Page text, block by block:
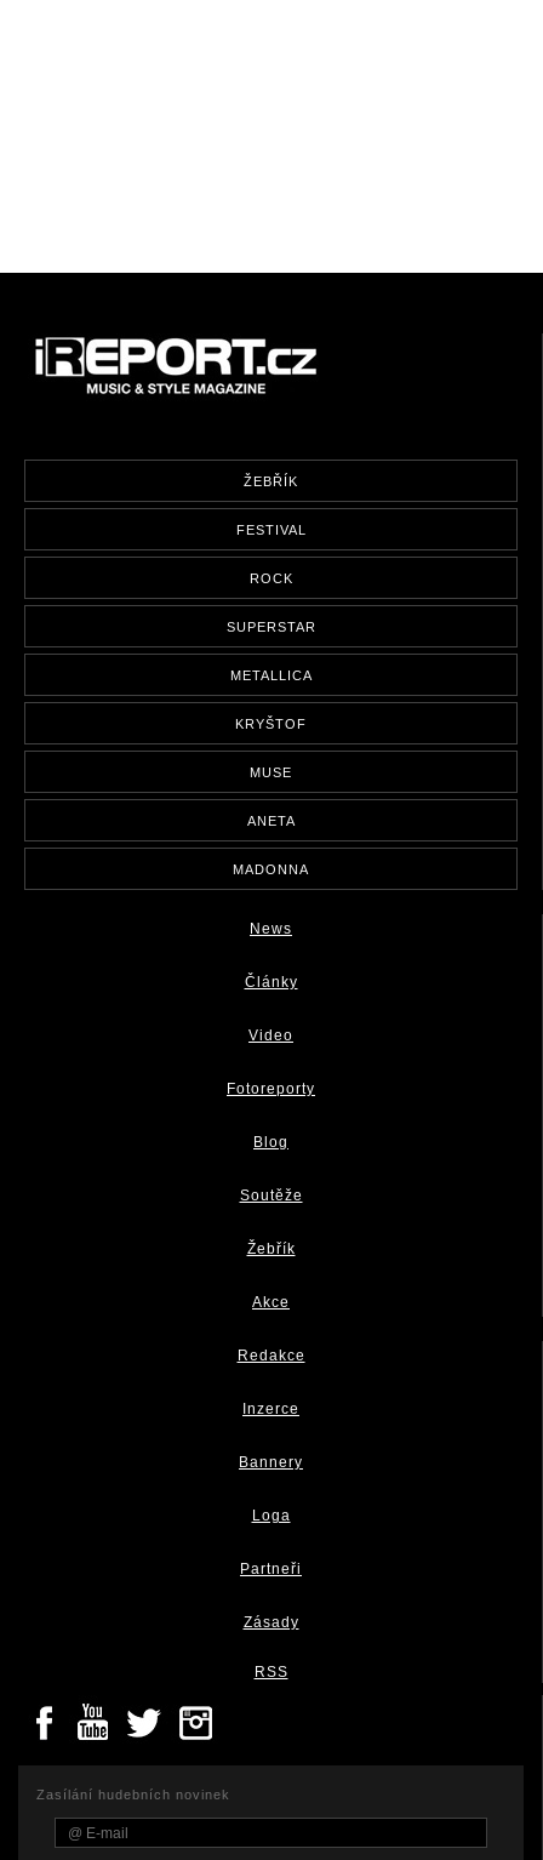
ŽEBŘÍK
FESTIVAL
ROCK
SUPERSTAR
METALLICA
KRYŠTOF
MUSE
ANETA
MADONNA
News
Články
Video
Fotoreporty
Blog
Soutěže
Žebřík
Akce
Redakce
Inzerce
Bannery
Loga
Partneři
Zásady
RSS
Zasílání hudebních novinek